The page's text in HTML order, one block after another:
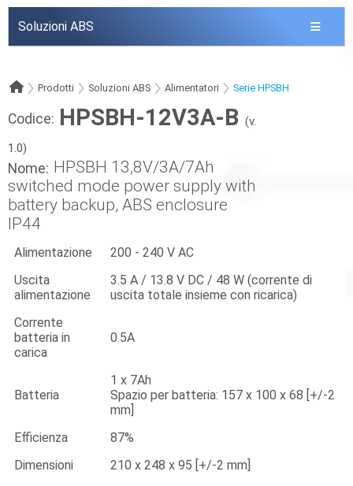
Soluzioni ABS
Prodotti Soluzioni ABS Alimentatori Serie HPSBH
Codice: HPSBH-12V3A-B (v.
1.0)
Nome: HPSBH 13,8V/3A/7Ah
switched mode power supply with
battery backup, ABS enclosure
IP44
Alimentazione
200 - 240 V AC
Uscita
alimentazione
3.5 A / 13.8 V DC / 48 W (corrente di
uscita totale insieme con ricarica)
Corrente
batteria in
carica
0.5A
Batteria
1 x 7Ah
Spazio per batteria: 157 x 100 x 68 [+/-2
mm]
Efficienza
87%
Dimensioni
210 x 248 x 95 [+/-2 mm]